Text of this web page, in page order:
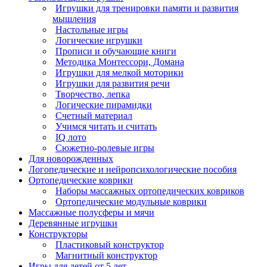
Игрушки для тренировки памяти и развития
мышления
Настольные игры
Логические игрушки
Прописи и обучающие книги
Методика Монтессори, Домана
Игрушки для мелкой моторики
Игрушки для развития речи
Творчество, лепка
Логические пирамидки
Счетный материал
Учимся читать и считать
IQ лото
Сюжетно-ролевые игры
Для новорожденных
Логопедические и нейропсихологические пособия
Ортопедические коврики
Наборы массажных ортопедических ковриков
Ортопедические модульные коврики
Массажные полусферы и мячи
Деревянные игрушки
Конструкторы
Пластиковый конструктор
Магнитный конструктор